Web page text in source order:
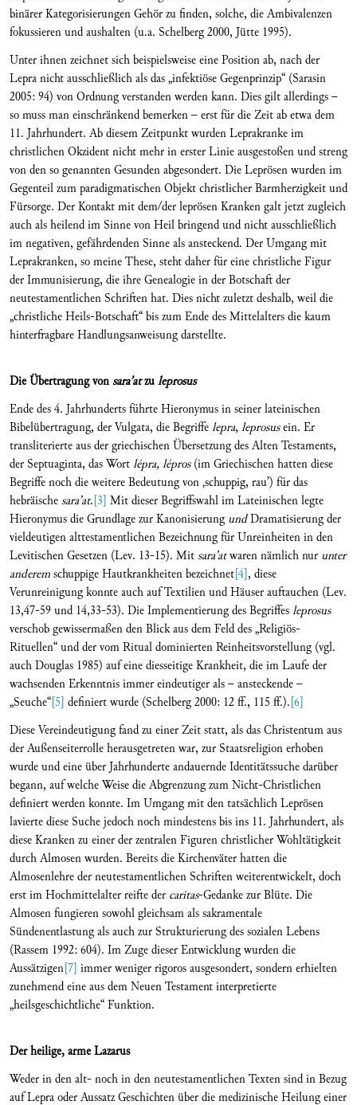
binärer Kategorisierungen Gehör zu finden, solche, die Ambivalenzen
fokussieren und aushalten (u.a. Schelberg 2000, Jütte 1995).
Unter ihnen zeichnet sich beispielsweise eine Position ab, nach der
Lepra nicht ausschließlich als das „infektiöse Gegenprinzip“ (Sarasin
2005: 94) von Ordnung verstanden werden kann. Dies gilt allerdings –
so muss man einschränkend bemerken – erst für die Zeit ab etwa dem
11. Jahrhundert. Ab diesem Zeitpunkt wurden Leprakranke im
christlichen Okzident nicht mehr in erster Linie ausgestoßen und streng
von den so genannten Gesunden abgesondert. Die Leprösen wurden im
Gegenteil zum paradigmatischen Objekt christlicher Barmherzigkeit und
Fürsorge. Der Kontakt mit dem/der leprösen Kranken galt jetzt zugleich
auch als heilend im Sinne von Heil bringend und nicht ausschließlich
im negativen, gefährdenden Sinne als ansteckend. Der Umgang mit
Leprakranken, so meine These, steht daher für eine christliche Figur
der Immunisierung, die ihre Genealogie in der Botschaft der
neutestamentlichen Schriften hat. Dies nicht zuletzt deshalb, weil die
„christliche Heils-Botschaft“ bis zum Ende des Mittelalters die kaum
hinterfragbare Handlungsanweisung darstellte.
Die Übertragung vonsara’atzuleprosus
Ende des 4. Jahrhunderts führte Hieronymus in seiner lateinischen
Bibelübertragung, der Vulgata, die Begriffelepra, leprosusein. Er
transliterierte aus der griechischen Übersetzung des Alten Testaments,
der Septuaginta, das Wortlépra,lépros(im Griechischen hatten diese
Begriffe noch die weitere Bedeutung von ‚schuppig, rau’) für das
hebräischesara’at.[3] Mit dieser Begriffswahl im Lateinischen legte
Hieronymus die Grundlage zur Kanonisierung undDramatisierung der
vieldeutigen alttestamentlichen Bezeichnung für Unreinheiten in den
Levitischen Gesetzen (Lev. 13-15). Mitsara’atwaren nämlich nur unter
anderemschuppige Hautkrankheiten bezeichnet[4], diese
Verunreinigung konnte auch auf Textilien und Häuser auftauchen (Lev.
13,47-59 und 14,33-53). Die Implementierung des Begriffesleprosus
verschob gewissermaßen den Blick aus dem Feld des „Religiös-
Rituellen“ und der vom Ritual dominierten Reinheitsvorstellung (vgl.
auch Douglas 1985) auf eine diesseitige Krankheit, die im Laufe der
wachsenden Erkenntnis immer eindeutiger als – ansteckende –
„Seuche“[5] definiert wurde (Schelberg 2000: 12 ff., 115 ff.).[6]
Diese Vereindeutigung fand zu einer Zeit statt, als das Christentum aus
der Außenseiterrolle herausgetreten war, zur Staatsreligion erhoben
wurde und eine über Jahrhunderte andauernde Identitätssuche darüber
begann, auf welche Weise die Abgrenzung zum Nicht-Christlichen
definiert werden konnte. Im Umgang mit den tatsächlich Leprösen
lavierte diese Suche jedoch noch mindestens bis ins 11. Jahrhundert, als
diese Kranken zu einer der zentralen Figuren christlicher Wohltätigkeit
durch Almosen wurden. Bereits die Kirchenväter hatten die
Almosenlehre der neutestamentlichen Schriften weiterentwickelt, doch
erst im Hochmittelalter reifte der caritas-Gedanke zur Blüte. Die
Almosen fungieren sowohl gleichsam als sakramentale
Sündenentlastung als auch zur Strukturierung des sozialen Lebens
(Rassem 1992: 604). Im Zuge dieser Entwicklung wurden die
Aussätzigen[7] immer weniger rigoros ausgesondert, sondern erhielten
zunehmend eine aus dem Neuen Testament interpretierte
„heilsgeschichtliche“ Funktion.
Der heilige, arme Lazarus
Weder in den alt- noch in den neutestamentlichen Texten sind in Bezug
auf Lepra oder Aussatz Geschichten über die medizinische Heilung einer